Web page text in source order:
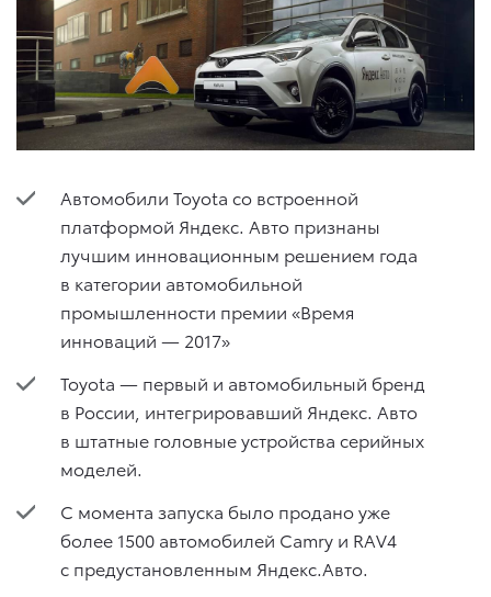
Автомобили Toyota со встроенной
платформой Яндекс. Авто признаны
лучшим инновационным решением года
в категории автомобильной
промышленности премии «Время
инноваций — 2017»
Toyota — первый и автомобильный бренд
в России, интегрировавший Яндекс. Авто
в штатные головные устройства серийных
моделей.
С момента запуска было продано уже
более 1500 автомобилей Camry и RAV4
с предустановленным Яндекс.Авто.